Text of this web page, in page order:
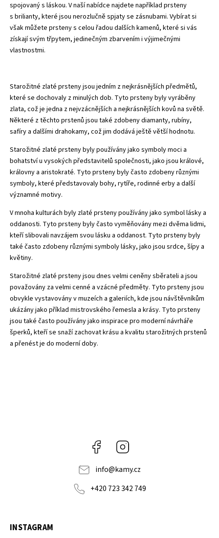
spojovaný s láskou. V naší nabídce najdete například prsteny
s brilianty, které jsou nerozlučně spjaty se zásnubami. Vybírat si
však můžete prsteny s celou řadou dalších kamenů, které si vás
získají svým třpytem, jedinečným zbarvením i výjimečnými
vlastnostmi.
Starožitné zlaté prsteny jsou jedním z nejkrásnějších předmětů,
které se dochovaly z minulých dob. Tyto prsteny byly vyráběny
zlata, což je jedna z nejvzácnějších a nejkrásnějších kovů na světě.
Některé z těchto prstenů jsou také zdobeny diamanty, rubíny,
safíry a dalšími drahokamy, což jim dodává ještě větší hodnotu.
Starožitné zlaté prsteny byly používány jako symboly moci a
bohatství u vysokých představitelů společnosti, jako jsou králové,
královny a aristokraté. Tyto prsteny byly často zdobeny různými
symboly, které představovaly bohy, rytíře, rodinné erby a další
významné motivy.
V mnoha kulturách byly zlaté prsteny používány jako symbol lásky a
oddanosti. Tyto prsteny byly často vyměňovány mezi dvěma lidmi,
kteří slibovali navzájem svou lásku a oddanost. Tyto prsteny byly
také často zdobeny různými symboly lásky, jako jsou srdce, šípy a
květiny.
Starožitné zlaté prsteny jsou dnes velmi ceněny sběrateli a jsou
považovány za velmi cenné a vzácné předměty. Tyto prsteny jsou
obvykle vystavovány v muzeích a galeriích, kde jsou návštěvníkům
ukázány jako příklad mistrovského řemesla a krásy. Tyto prsteny
jsou také často používány jako inspirace pro moderní návrháře
šperků, kteří se snaží zachovat krásu a kvalitu starožitných prstenů
a přenést je do moderní doby.
Facebook
info@kamy.cz
+420 723 342 749
INSTAGRAM